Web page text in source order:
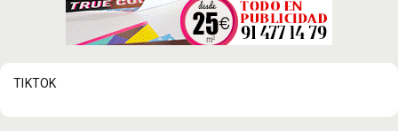
TIKTOK